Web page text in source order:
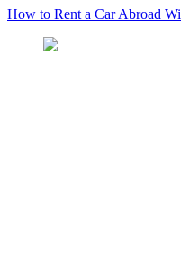
How to Rent a Car Abroad